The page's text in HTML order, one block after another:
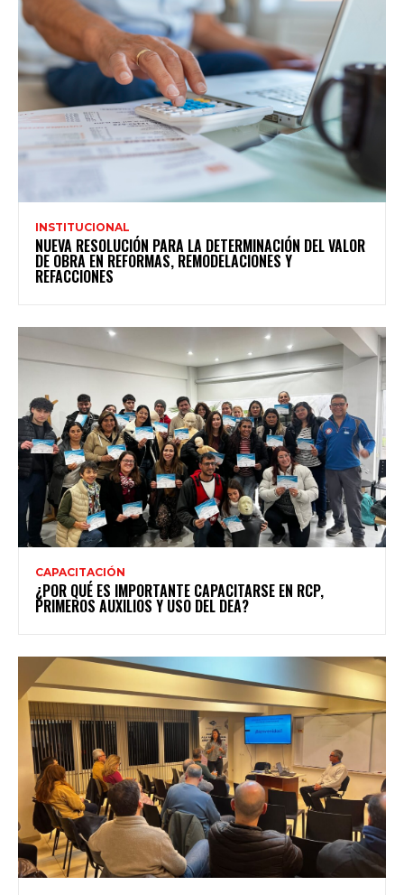
INSTITUCIONAL
NUEVA RESOLUCIÓN PARA LA DETERMINACIÓN DEL VALOR
DE OBRA EN REFORMAS, REMODELACIONES Y
REFACCIONES
CAPACITACIÓN
¿POR QUÉ ES IMPORTANTE CAPACITARSE EN RCP,
PRIMEROS AUXILIOS Y USO DEL DEA?